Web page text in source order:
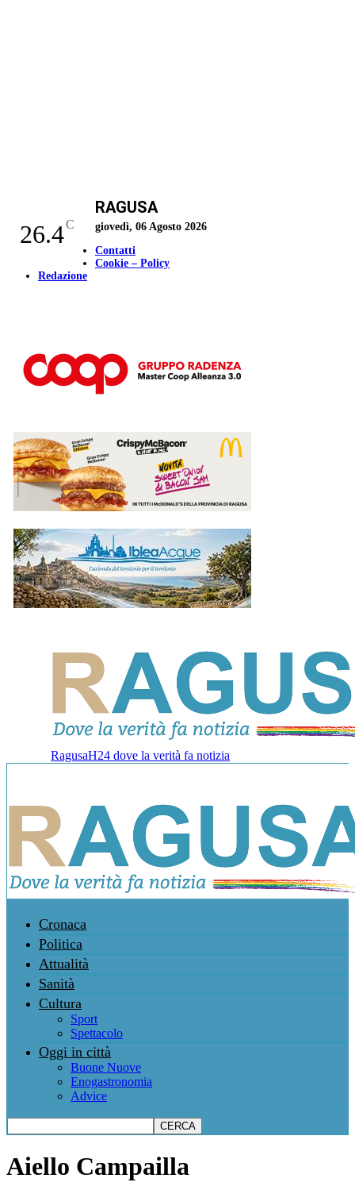
26.4C
RAGUSA
giovedì, 06 Agosto 2026
Contatti
Cookie – Policy
Redazione
RagusaH24 dove la verità fa notizia
Cronaca
Politica
Attualità
Sanità
Cultura
Sport
Spettacolo
Oggi in città
Buone Nuove
Enogastronomia
Advice
Aiello Campailla